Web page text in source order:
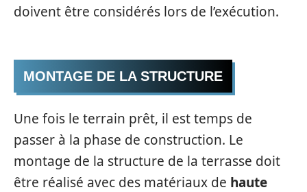
doivent être considérés lors de l’exécution.
MONTAGE DE LA STRUCTURE
Une fois le terrain prêt, il est temps de
passer à la phase de construction. Le
montage de la structure de la terrasse doit
être réalisé avec des matériaux de haute